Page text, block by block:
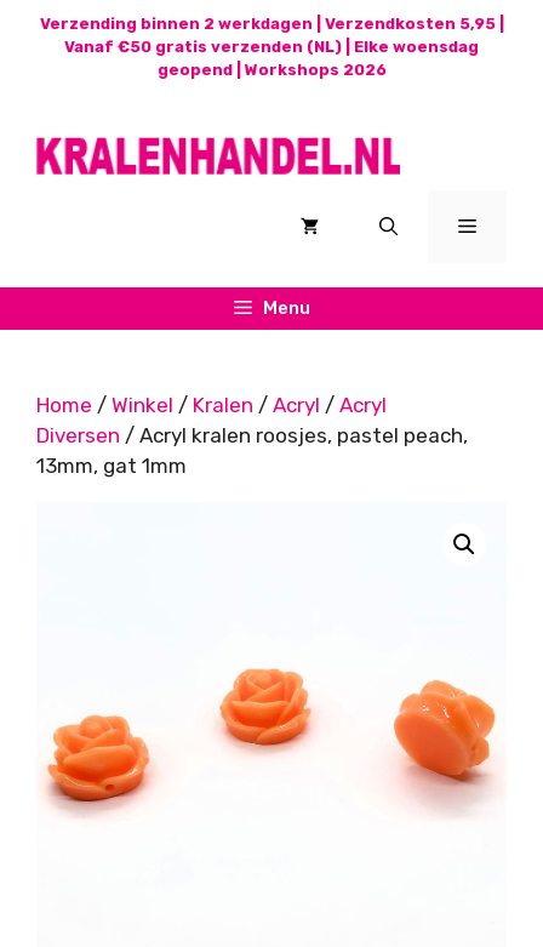
Verzending binnen 2 werkdagen | Verzendkosten 5,95 |
Vanaf €50 gratis verzenden (NL) | Elke woensdag
geopend | Workshops 2026
Menu
Menu
Home / Winkel / Kralen / Acryl / Acryl
Diversen / Acryl kralen roosjes, pastel peach,
13mm, gat 1mm